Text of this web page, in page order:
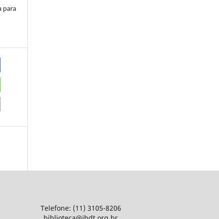
para
Telefone: (11) 3105-8206